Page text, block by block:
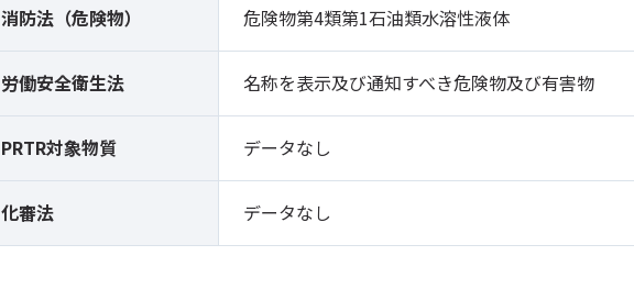
消防法（危険物） 危険物第4類第1石油類水溶性液体
労働安全衛生法 名称を表示及び通知すべき危険物及び有害物
PRTR対象物質 データなし
化審法 データなし